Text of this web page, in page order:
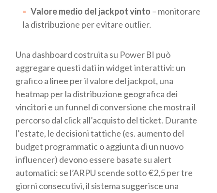
Valore medio del jackpot vinto – monitorare
la distribuzione per evitare outlier.
Una dashboard costruita su Power BI può
aggregare questi dati in widget interattivi: un
grafico a linee per il valore del jackpot, una
heatmap per la distribuzione geografica dei
vincitori e un funnel di conversione che mostra il
percorso dal click all’acquisto del ticket. Durante
l’estate, le decisioni tattiche (es. aumento del
budget programmatic o aggiunta di un nuovo
influencer) devono essere basate su alert
automatici: se l’ARPU scende sotto €2,5 per tre
giorni consecutivi, il sistema suggerisce una